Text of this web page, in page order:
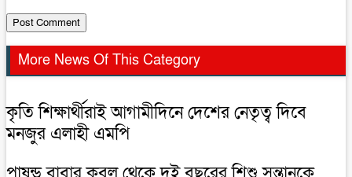
More News Of This Category
কৃতি শিক্ষার্থীরাই আগামীদিনে দেশের নেতৃত্ব দিবে
মনজুর এলাহী এমপি